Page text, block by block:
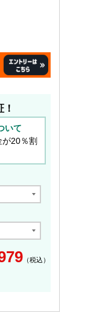
いて
20％割
（税込）